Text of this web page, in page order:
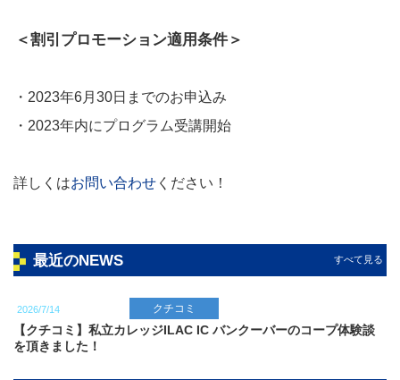
＜割引プロモーション適用条件＞
・2023年6月30日までのお申込み
・2023年内にプログラム受講開始
詳しくはお問い合わせ ください！
最近のNEWS
2026/7/14 クチコミ
【クチコミ】私立カレッジILAC IC バンクーバーのコープ体験談
を頂きました！
すべて見る